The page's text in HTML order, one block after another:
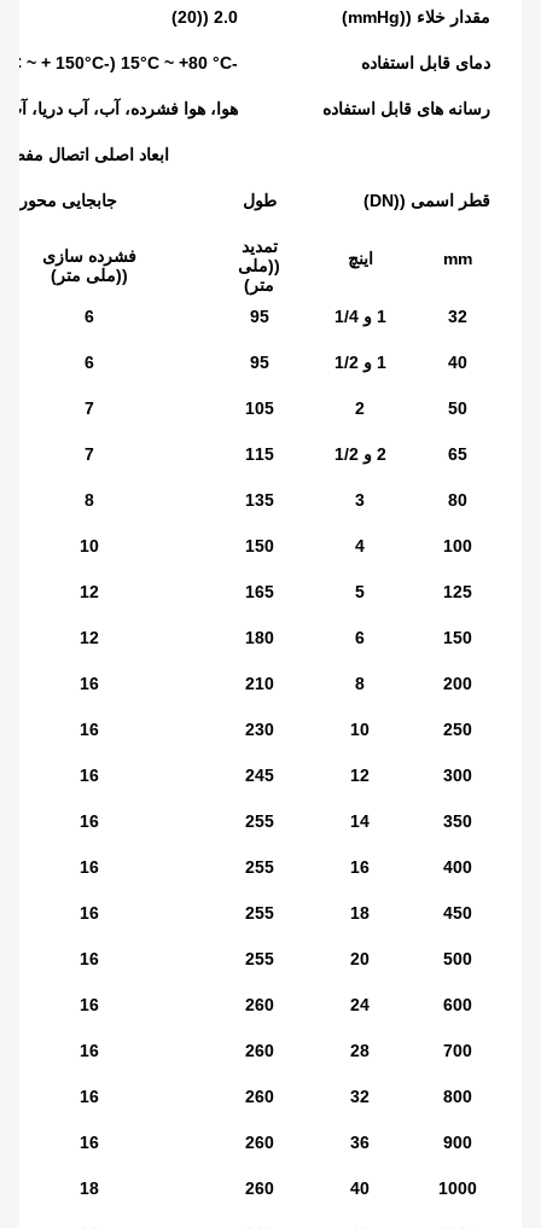
مقدار خلاء ((mmHg) 2.0 ((20)
دمای قابل استفاده -15°C ~ +80 °C (-30°C ~ + 150°C ویژه)
رسانه های قابل استفاده هوا، هوا فشرده، آب، آب دریا،
ابعاد اصلی اتصال
قطر اسمی ((DN) طول جابجایی محوری
mm اینچ
تمدید
((ملی
متر)
فشرده سازی
((ملی متر)
32 1 و 1/4 95
6
40 1 و 1/2 95
6
50
2
105
7
65 2 و 1/2 115
7
80
3
135
8
100
4
150
10
125
5
165
12
150
6
180
12
200
8
210
16
250
10
230
16
300
12
245
16
350
14
255
16
400
16
255
16
450
18
255
16
500
20
255
16
600
24
260
16
700
28
260
16
800
32
260
16
900
36
260
16
1000
40
260
18